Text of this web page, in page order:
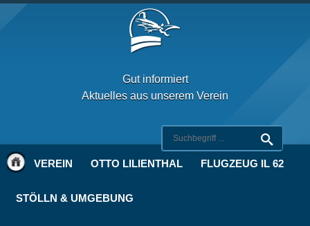
Gut informiert
Aktuelles aus unserem Verein
VEREIN OTTO LILIENTHAL FLUGZEUG IL 62
STÖLLN & UMGEBUNG